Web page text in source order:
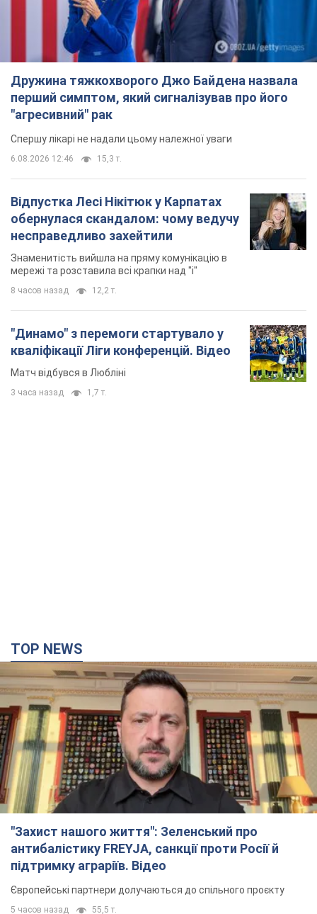
Відпустка Лесі Нікітюк у Карпатах
обернулася скандалом: чому ведучу
несправедливо захейтили
Знаменитість вийшла на пряму комунікацію в
мережі та розставила всі крапки над "і"
8 часов назад 12,2 т.
"Динамо" з перемоги стартувало у
кваліфікації Ліги конференцій. Відео
3 часа назад 1,7 т.
"Захист нашого життя": Зеленський про
антибалістику FREYJA, санкції проти Росії й
підтримку аграріїв. Відео
Європейські партнери долучаються до спільного проєкту
5 часов назад 55,5 т.
З 1 вересня українським вчителям підвищать
зарплати: Корецький розкрив деталі
Одночасно з підвищенням зарплат педагогам уряд
"Нам теж вони потрібні": Трамп відповів на
прохання Зеленського щодо передачі Україні